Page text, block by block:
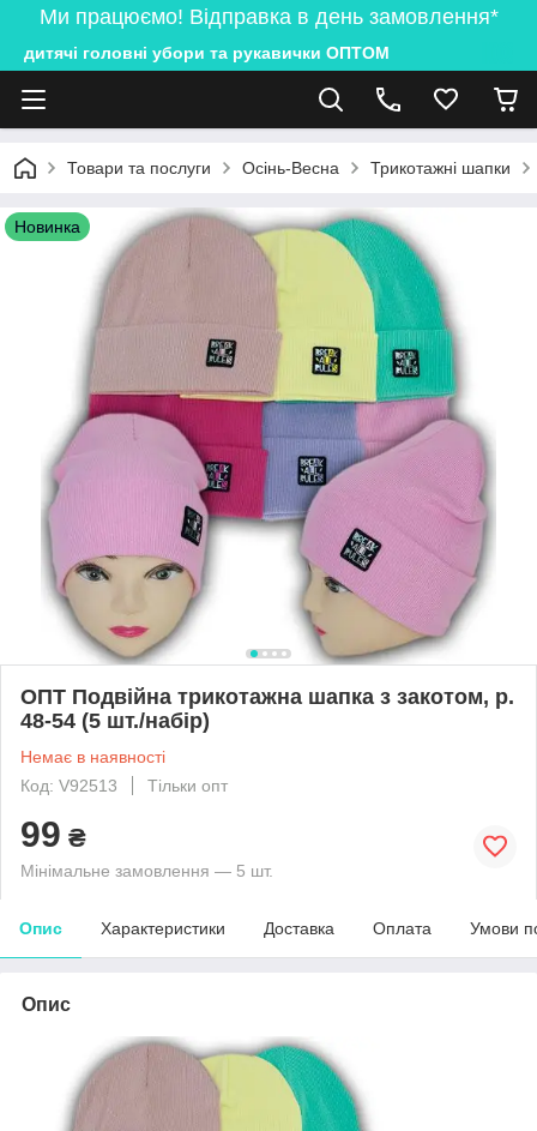
Ми працюємо! Відправка в день замовлення*
дитячі головні убори та рукавички ОПТОМ
Товари та послуги Осінь-Весна Трикотажні шапки
Новинка
ОПТ Подвійна трикотажна шапка з закотом, р.
48-54 (5 шт./набір)
Немає в наявності
Код: V92513
Тільки опт
99 ₴
Мінімальне замовлення — 5 шт.
Опис Характеристики Доставка Оплата Умови
Опис